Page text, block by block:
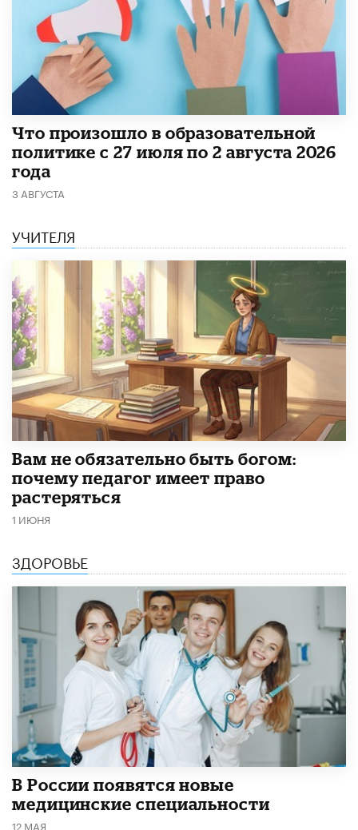
​Что произошло в образовательной
политике с 27 июля по 2 августа 2026
года
3 АВГУСТА
УЧИТЕЛЯ
​Вам не обязательно быть богом:
почему педагог имеет право
растеряться
1 ИЮНЯ
ЗДОРОВЬЕ
В России появятся новые
медицинские специальности
12 МАЯ